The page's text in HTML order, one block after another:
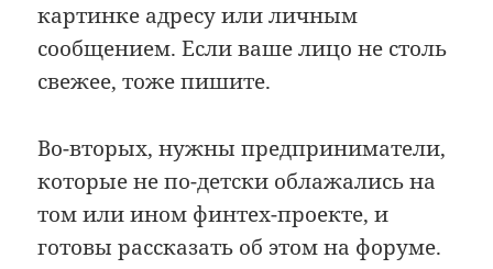
картинке адресу или личным
сообщением. Если ваше лицо не столь
свежее, тоже пишите.
Во-вторых, нужны предприниматели,
которые не по-детски облажались на
том или ином финтех-проекте, и
готовы рассказать об этом на форуме.